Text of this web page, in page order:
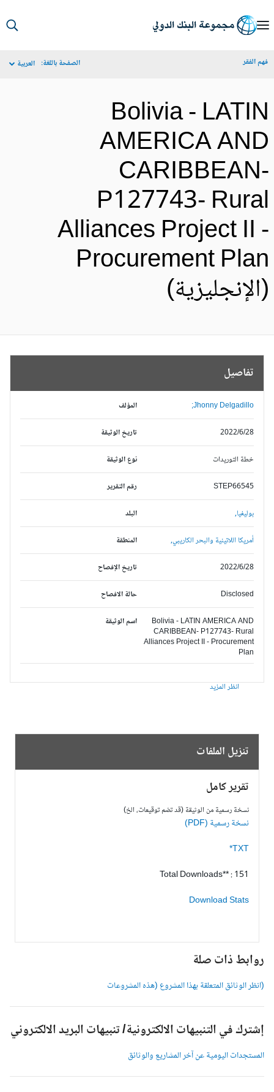
الفقر الصفحة باللغة: العربية
Bolivia -
AMERICA
P127743-
Alliances Project II
Procurement
تفاصيل
المؤلف Jhonny Delgadillo;
تاريخ الوثيقة 2022/6/28
نوع الوثيقة خطة التوريدات
رقم التقرير STEP66545
البلد بوليفيا,
المنطقة أمريكا اللاتينية والبحر الكاريبي,
تاريخ الإفصاح 2022/6/28
حالة الافصاح Disclosed
اسم الوثيقة
Bolivia - LATIN AMERICA AND
CARIBBEAN- P127743- Rural
Alliances Project II - Procurement
Plan
انظر المزيد
تنزيل الملفات
تقرير كامل
نسخة رسمية من الوثيقة (قد تضم توقيعات، الخ)
نسخة رسمية (PDF)
TXT*
Total Downloads** : 151
Download Stats
روابط ذات صلة
(انظر الوثائق المتعلقة بهذا المشروع (هذه المشروعات
إشترك في التنبيهات الالكترونية/ تنبيهات البريد الالكتروني
المستجدات اليومية عن آخر المشاريع والوثائق